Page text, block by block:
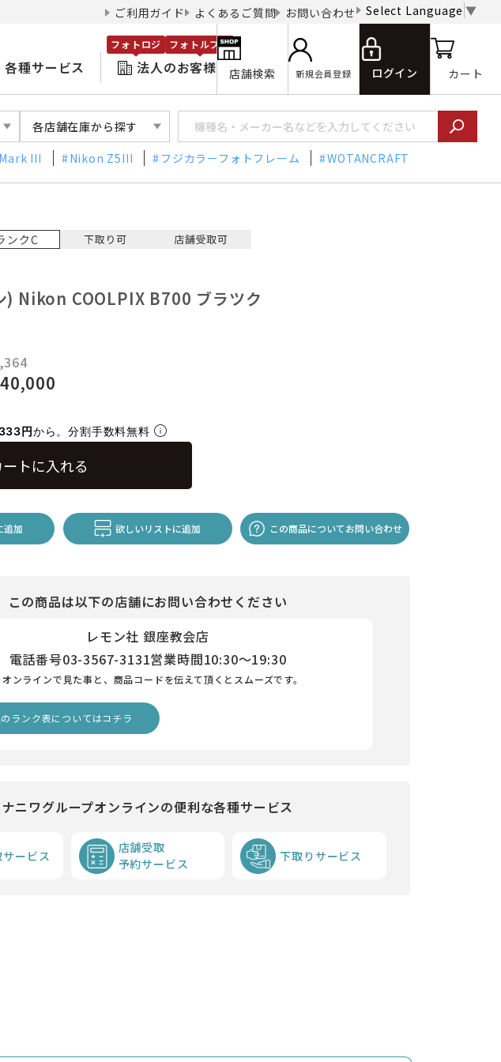
ご利用ガイド よくあるご質問 お問い合わせ Select Language ▼
各種サービス 法人のお客様
フォトロジ フォトルプロ
店舗検索 新規会員登録 ログイン カート
各店舗在庫から探す
III Nikon Z5III フジカラーフォトフレーム WOTANCRAFT
) Nikon COOLPIX B700 ブラツク
円から。分割手数料無料
ートに入れる
追加 欲しいリストに追加 この商品についてお問い合わせ
この商品は以下の店舗にお問い合わせください
レモン社 銀座教会店
電話番号03-3567-3131営業時間10:30～19:30
ンラインで見た事と、商品コードを伝えて頂くとスムーズです。
ランク表についてはコチラ
ナニワグループオンラインの便利な各種サービス
ービス
店舗受取
予約サービス
下取りサービス